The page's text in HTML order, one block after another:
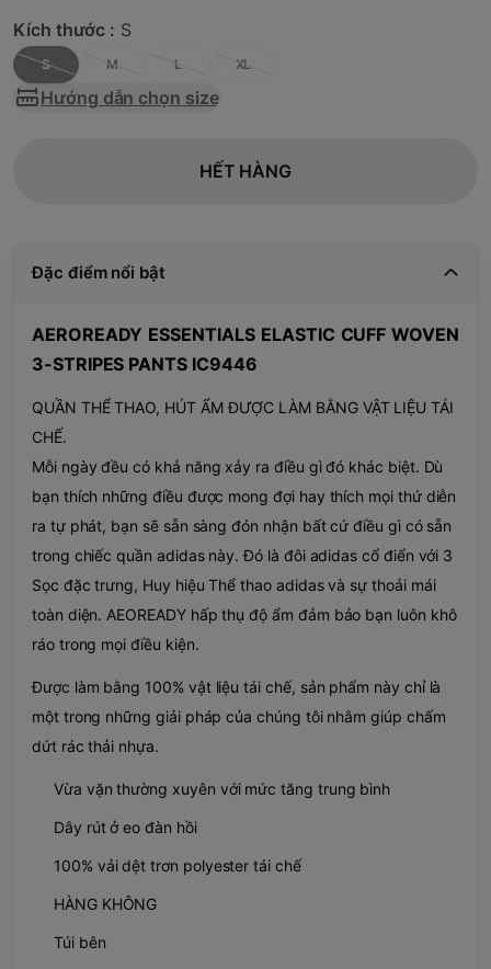
Kích thước : S
S M L XL
Hướng dẫn chọn size
HẾT HÀNG
Đặc điểm nổi bật
AEROREADY ESSENTIALS ELASTIC CUFF WOVEN
3-STRIPES PANTS IC9446
QUẦN THỂ THAO, HÚT ẨM ĐƯỢC LÀM BẰNG VẬT LIỆU TÁI
CHẾ.
Mỗi ngày đều có khả năng xảy ra điều gì đó khác biệt. Dù
bạn thích những điều được mong đợi hay thích mọi thứ diễn
ra tự phát, bạn sẽ sẵn sàng đón nhận bất cứ điều gì có sẵn
trong chiếc quần adidas này. Đó là đôi adidas cổ điển với 3
Sọc đặc trưng, Huy hiệu Thể thao adidas và sự thoải mái
toàn diện. AEOREADY hấp thụ độ ẩm đảm bảo bạn luôn khô
ráo trong mọi điều kiện.
Được làm bằng 100% vật liệu tái chế, sản phẩm này chỉ là
một trong những giải pháp của chúng tôi nhằm giúp chấm
dứt rác thải nhựa.
Vừa vặn thường xuyên với mức tăng trung bình
Dây rút ở eo đàn hồi
100% vải dệt trơn polyester tái chế
HÀNG KHÔNG
Túi bên